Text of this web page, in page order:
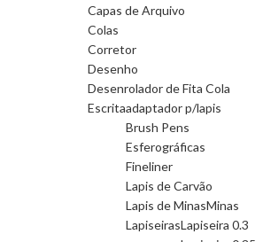
Capas de Arquivo
Colas
Corretor
Desenho
Desenrolador de Fita Cola
Escritaadaptador p/lapis
Brush Pens
Esferográficas
Fineliner
Lapis de Carvão
Lapis de MinasMinas
LapiseirasLapiseira 0.3